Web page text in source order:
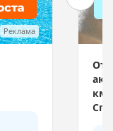
Реклама
км